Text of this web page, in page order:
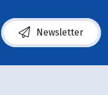
Newsletter